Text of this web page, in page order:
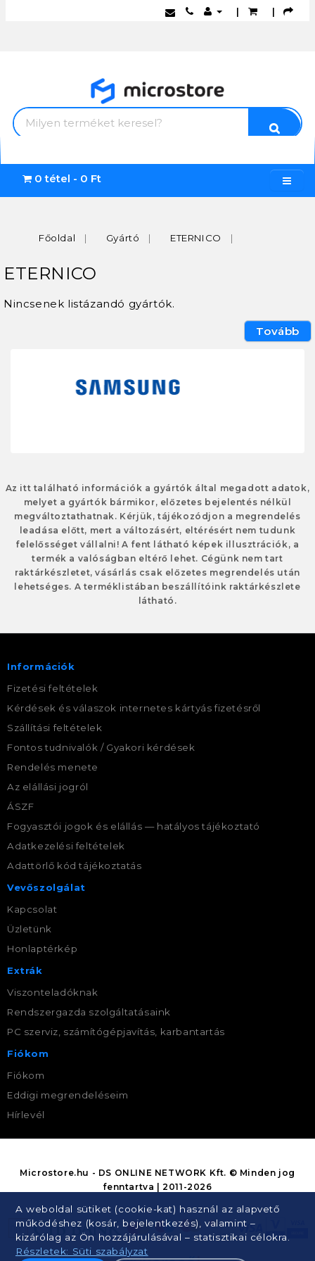
| |
0 tétel - 0 Ft
Főoldal Gyártó ETERNICO
ETERNICO
Nincsenek listázandó gyártók.
Tovább
Az itt található információk a gyártók által megadott adatok,
melyet a gyártók bármikor, előzetes bejelentés nélkül
megváltoztathatnak. Kérjük, tájékozódjon a megrendelés
leadása előtt, mert a változásért, eltérésért nem tudunk
felelősséget vállalni! A fent látható képek illusztrációk, a
termék a valóságban eltérő lehet. Cégünk nem tart
raktárkészletet, vásárlás csak előzetes megrendelés után
lehetséges. A terméklistában beszállítóink raktárkészlete
látható.
Információk
Fizetési feltételek
Kérdések és válaszok internetes kártyás fizetésről
Szállítási feltételek
Fontos tudnivalók / Gyakori kérdések
Rendelés menete
Az elállási jogról
ÁSZF
Fogyasztói jogok és elállás — hatályos tájékoztató
Adatkezelési feltételek
Adattörlő kód tájékoztatás
Vevőszolgálat
Kapcsolat
Üzletünk
Honlaptérkép
Extrák
Viszonteladóknak
Rendszergazda szolgáltatásaink
PC szerviz, számítógépjavítás, karbantartás
Fiókom
Fiókom
Eddigi megrendeléseim
Hírlevél
A weboldal sütiket (cookie-kat) használ az alapvető
működéshez (kosár, bejelentkezés), valamint –
kizárólag az Ön hozzájárulásával – statisztikai célokra.
Részletek: Süti szabályzat
Microstore.hu - DS ONLINE NETWORK Kft. © Minden jog
fenntartva | 2011-2026